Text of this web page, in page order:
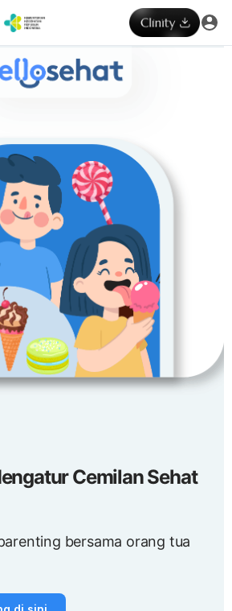
Cemilan Sehat
bersama orang tua